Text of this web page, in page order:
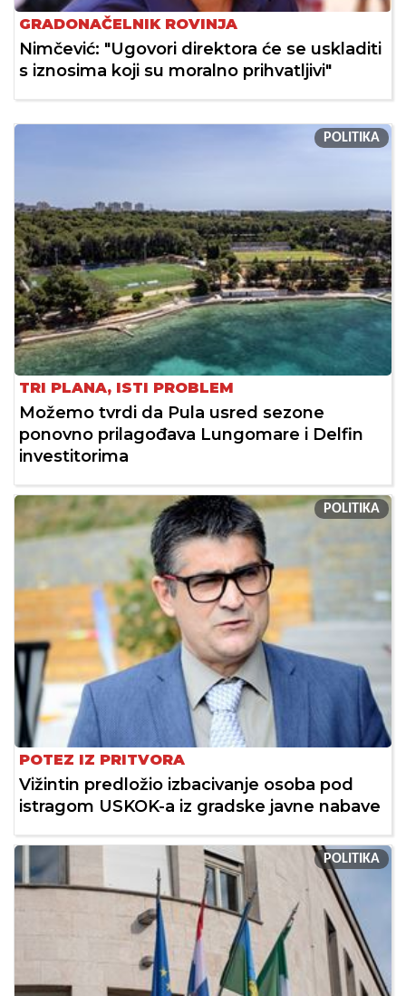
GRADONAČELNIK ROVINJA
Nimčević: "Ugovori direktora će se uskladiti
s iznosima koji su moralno prihvatljivi"
POLITIKA
TRI PLANA, ISTI PROBLEM
Možemo tvrdi da Pula usred sezone
ponovno prilagođava Lungomare i Delfin
investitorima
POLITIKA
POTEZ IZ PRITVORA
Vižintin predložio izbacivanje osoba pod
istragom USKOK-a iz gradske javne nabave
POLITIKA